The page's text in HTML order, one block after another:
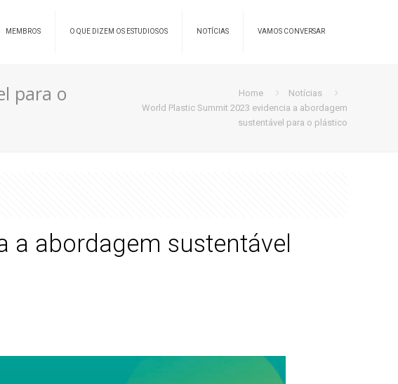
MEMBROS O QUE DIZEM OS ESTUDIOSOS NOTÍCIAS VAMOS CONVERSAR
para o Home
Notícias
World Plastic Summit 2023 evidencia a abordagem
sustentável para o plástico
a abordagem sustentável